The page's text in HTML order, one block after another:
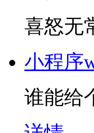
喜怒无
小程序
谁能给